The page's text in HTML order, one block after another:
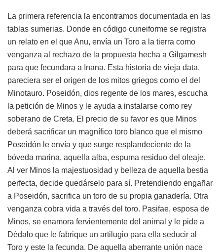
La primera referencia la encontramos documentada en las
tablas sumerias. Donde en código cuneiforme se registra
un relato en el que Anu, envía un Toro a la tierra como
venganza al rechazo de la propuesta hecha a Gilgamesh
para que fecundara a Inana. Esta historia de vieja data,
pareciera ser el origen de los mitos griegos como el del
Minotauro. Poseidón, dios regente de los mares, escucha
la petición de Minos y le ayuda a instalarse como rey
soberano de Creta. El precio de su favor es que Minos
deberá sacrificar un magnífico toro blanco que el mismo
Poseidón le envía y que surge resplandeciente de la
bóveda marina, aquella alba, espuma residuo del oleaje.
Al ver Minos la majestuosidad y belleza de aquella bestia
perfecta, decide quedárselo para sí. Pretendiendo engañar
a Poseidón, sacrifica un toro de su propia ganadería. Otra
venganza cobra vida a través del toro. Pasifae, esposa de
Minos, se enamora fervientemente del animal y le pide a
Dédalo que le fabrique un artilugio para ella seducir al
Toro y este la fecunda. De aquella aberrante unión nace